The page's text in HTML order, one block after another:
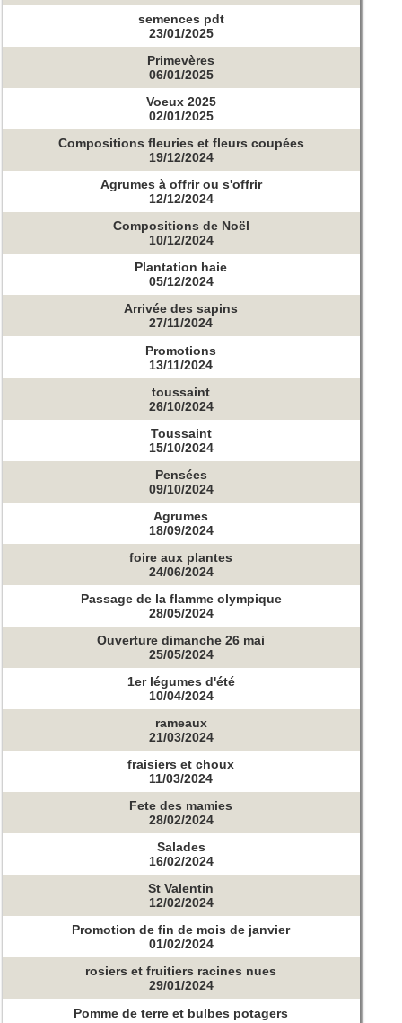
semences pdt
23/01/2025
Primevères
06/01/2025
Voeux 2025
02/01/2025
Compositions fleuries et fleurs coupées
19/12/2024
Agrumes à offrir ou s'offrir
12/12/2024
Compositions de Noël
10/12/2024
Plantation haie
05/12/2024
Arrivée des sapins
27/11/2024
Promotions
13/11/2024
toussaint
26/10/2024
Toussaint
15/10/2024
Pensées
09/10/2024
Agrumes
18/09/2024
foire aux plantes
24/06/2024
Passage de la flamme olympique
28/05/2024
Ouverture dimanche 26 mai
25/05/2024
1er légumes d'été
10/04/2024
rameaux
21/03/2024
fraisiers et choux
11/03/2024
Fete des mamies
28/02/2024
Salades
16/02/2024
St Valentin
12/02/2024
Promotion de fin de mois de janvier
01/02/2024
rosiers et fruitiers racines nues
29/01/2024
Pomme de terre et bulbes potagers